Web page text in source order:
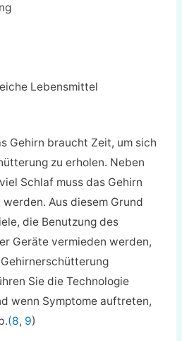
Lebensmittel
Gehirn braucht Zeit, um sich
zu erholen. Neben
Schlaf muss das Gehirn
Aus diesem Grund
die Benutzung des
Geräte vermieden werden,
Sie die Technologie
wenn Symptome auftreten,
(8, 9)